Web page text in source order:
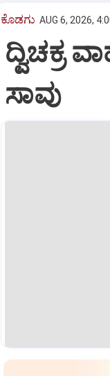
ಕೊಡಗು AUG 6, 2026,
ದ್ವಿಚಕ್ರ
ಸಾವು